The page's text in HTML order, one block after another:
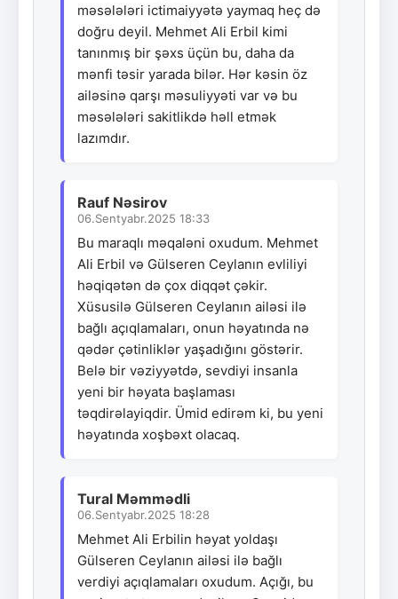
məsələləri ictimaiyyətə yaymaq heç də
doğru deyil. Mehmet Ali Erbil kimi
tanınmış bir şəxs üçün bu, daha da
mənfi təsir yarada bilər. Hər kəsin öz
ailəsinə qarşı məsuliyyəti var və bu
məsələləri sakitlikdə həll etmək
lazımdır.
Rauf Nəsirov
06.Sentyabr.2025 18:33
Bu maraqlı məqaləni oxudum. Mehmet
Ali Erbil və Gülseren Ceylanın evliliyi
həqiqətən də çox diqqət çəkir.
Xüsusilə Gülseren Ceylanın ailəsi ilə
bağlı açıqlamaları, onun həyatında nə
qədər çətinliklər yaşadığını göstərir.
Belə bir vəziyyətdə, sevdiyi insanla
yeni bir həyata başlaması
təqdirəlayiqdir. Ümid edirəm ki, bu yeni
həyatında xoşbəxt olacaq.
Tural Məmmədli
06.Sentyabr.2025 18:28
Mehmet Ali Erbilin həyat yoldaşı
Gülseren Ceylanın ailəsi ilə bağlı
verdiyi açıqlamaları oxudum. Açığı, bu